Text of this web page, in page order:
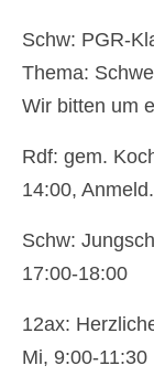
Impressum
Schw: PGR-
Thema:
Wir bitten um
Rdf: gem.
14:00,
Schw:
17:00-18:00
12ax:
Mi, 9:00-11:30